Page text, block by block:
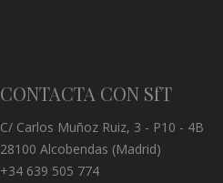
CONTACTA CON SfT
C/ Carlos Muñoz Ruiz, 3 - P10 - 4B
28100 Alcobendas (Madrid)
+34 639 505 774